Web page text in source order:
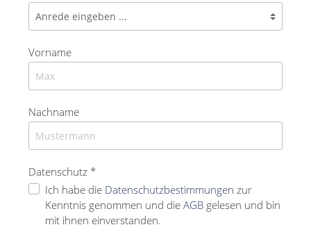
Vorname
Nachname
Datenschutz *
Ich habe die Datenschutzbestimmungen zur
Kenntnis genommen und die AGB gelesen und bin
mit ihnen einverstanden.